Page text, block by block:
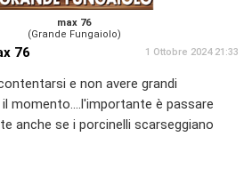
max 76
(Grande Fungaiolo)
76 1 Ottobre 2024 21:33
e non avere grandi
momento....l'importante è passare
anche se i porcinelli scarseggiano